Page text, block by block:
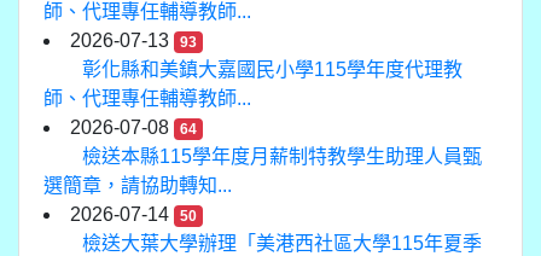
師、代理專任輔導教師...
2026-07-13
93
彰化縣和美鎮大嘉國民小學115學年度代理教
師、代理專任輔導教師...
2026-07-08
64
檢送本縣115學年度月薪制特教學生助理人員甄
選簡章，請協助轉知...
2026-07-14
50
檢送大葉大學辦理「美港西社區大學115年夏季